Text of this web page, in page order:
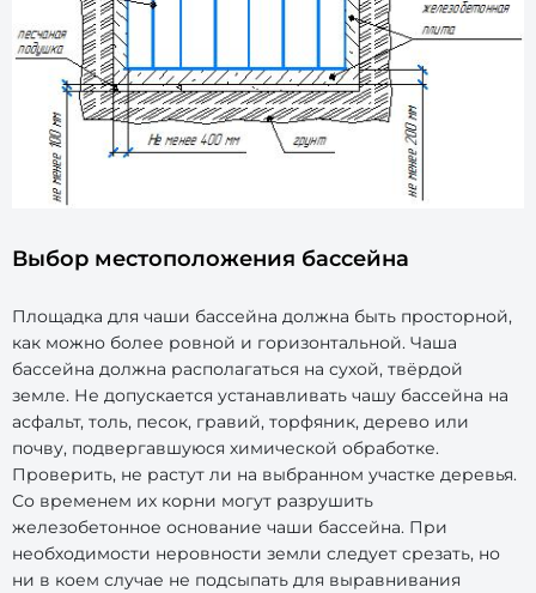
Выбор местоположения бассейна
Площадка для чаши бассейна должна быть просторной,
как можно более ровной и горизонтальной. Чаша
бассейна должна располагаться на сухой, твёрдой
земле. Не допускается устанавливать чашу бассейна на
асфальт, толь, песок, гравий, торфяник, дерево или
почву, подвергавшуюся химической обработке.
Проверить, не растут ли на выбранном участке деревья.
Со временем их корни могут разрушить
железобетонное основание чаши бассейна. При
необходимости неровности земли следует срезать, но
ни в коем случае не подсыпать для выравнивания